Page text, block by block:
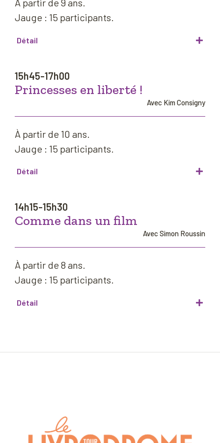
À partir de 9 ans.
Jauge : 15 participants.
Détail
15h45-17h00
Princesses en liberté !
Avec Kim Consigny
À partir de 10 ans.
Jauge : 15 participants.
Détail
14h15-15h30
Comme dans un film
Avec Simon Roussin
À partir de 8 ans.
Jauge : 15 participants.
Détail